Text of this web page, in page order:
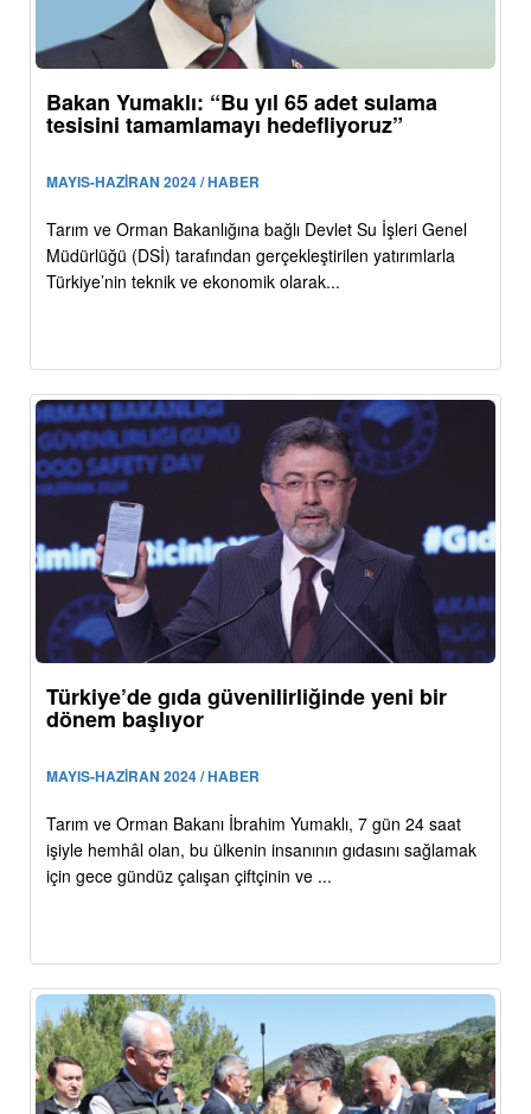
Bakan Yumaklı: “Bu yıl 65 adet sulama
tesisini tamamlamayı hedefliyoruz”
MAYIS-HAZİRAN 2024 / HABER
Tarım ve Orman Bakanlığına bağlı Devlet Su İşleri Genel
Müdürlüğü (DSİ) tarafından gerçekleştirilen yatırımlarla
Türkiye’nin teknik ve ekonomik olarak...
Türkiye’de gıda güvenilirliğinde yeni bir
dönem başlıyor
MAYIS-HAZİRAN 2024 / HABER
Tarım ve Orman Bakanı İbrahim Yumaklı, 7 gün 24 saat
işiyle hemhâl olan, bu ülkenin insanının gıdasını sağlamak
için gece gündüz çalışan çiftçinin ve ...